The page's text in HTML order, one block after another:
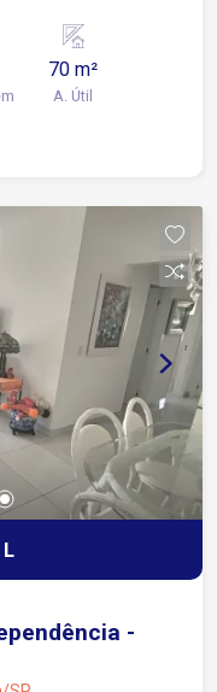
ideal para
no dia a dia
a
padarias,
70 m²
A. Útil
-